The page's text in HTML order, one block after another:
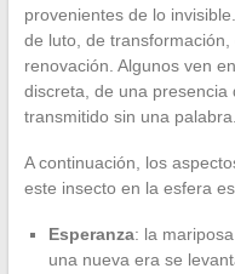
provenientes de lo
de luto, de
renovación. Algunos ven
discreta, de una presencia
transmitido sin una palabra.
A continuación, los
este insecto en la esfera
Esperanza: la
una nueva era se